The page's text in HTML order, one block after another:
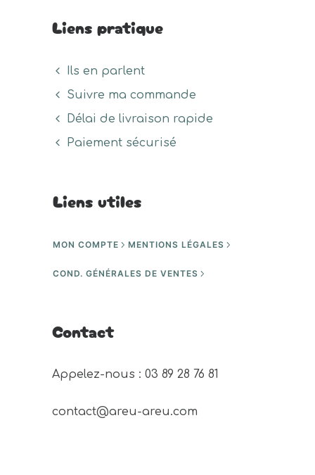
Liens pratique
Ils en parlent
Suivre ma commande
Délai de livraison rapide
Paiement sécurisé
Liens utiles
MON COMPTE MENTIONS LÉGALES
COND. GÉNÉRALES DE VENTES
Contact
Appelez-nous : 03 89 28 76 81
contact@areu-areu.com